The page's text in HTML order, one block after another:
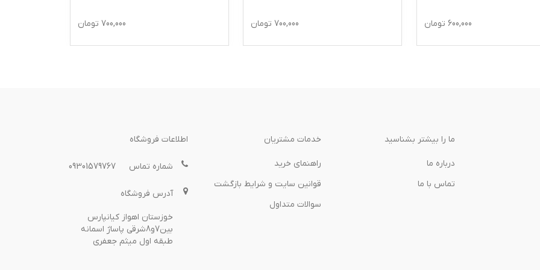
600,000 تومان 700,000 تومان 700,000 تومان
ما را بیشتر بشناسید
درباره‌ ما
تماس با ما
خدمات مشتریان
راهنمای خرید
قوانین سایت و شرایط بازگشت
سوالات متداول
اطلاعات فروشگاه
شماره تماس 09301579767
آدرس فروشگاه
خوزستان اهواز کیانپارس
بین7و8شرقی پاساژ اسمانه
طبقه اول میثم جعفری